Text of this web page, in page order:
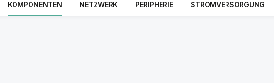
KOMPONENTEN NETZWERK PERIPHERIE STROMVERSORGUNG